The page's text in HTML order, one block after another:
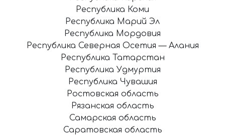
Республика Коми
Республика Марий Эл
Республика Мордовия
Республика Северная Осетия — Алания
Республика Татарстан
Республика Удмуртия
Республика Чувашия
Ростовская область
Рязанская область
Самарская область
Саратовская область